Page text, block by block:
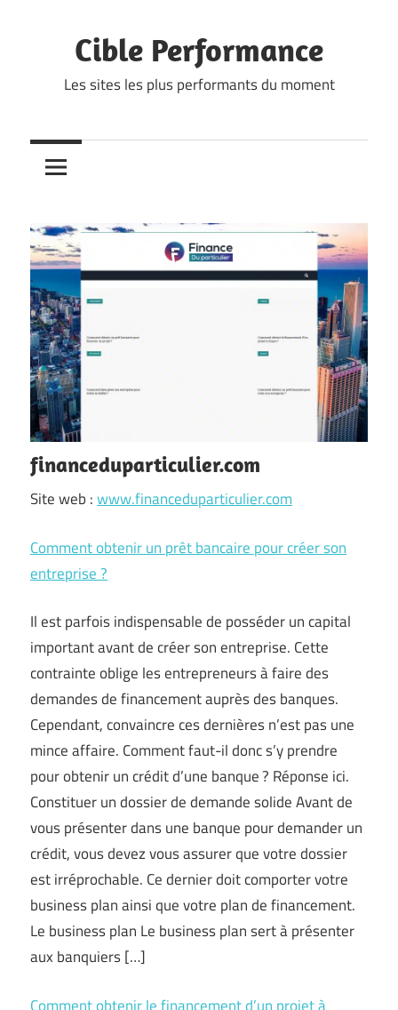
contentCible Performance
Les sites les plus performants du moment
financeduparticulier.com
Site web :www.financeduparticulier.com
Comment obtenir un prêt bancaire pour créer son
entreprise ?
Il est parfois indispensable de posséder un capital
important avant de créer son entreprise. Cette
contrainte oblige les entrepreneurs à faire des
demandes de financement auprès des banques.
Cependant, convaincre ces dernières n’est pas une
mince affaire. Comment faut-il donc s’y prendre
pour obtenir un crédit d’une banque ? Réponse ici.
Constituer un dossier de demande solide Avant de
vous présenter dans une banque pour demander un
crédit, vous devez vous assurer que votre dossier
est irréprochable. Ce dernier doit comporter votre
business plan ainsi que votre plan de financement.
Le business plan Le business plan sert à présenter
aux banquiers […]
Comment obtenir le financement d’un projet à